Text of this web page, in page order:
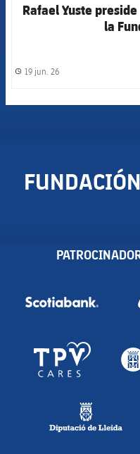
Rafael Yuste
la
label.share.clock
19 jun. 26